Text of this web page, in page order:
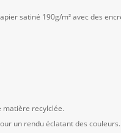
satiné 190g/m² avec des
matière recylclée.
un rendu éclatant des couleurs.